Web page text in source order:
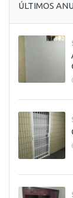
ÚLTIMOS